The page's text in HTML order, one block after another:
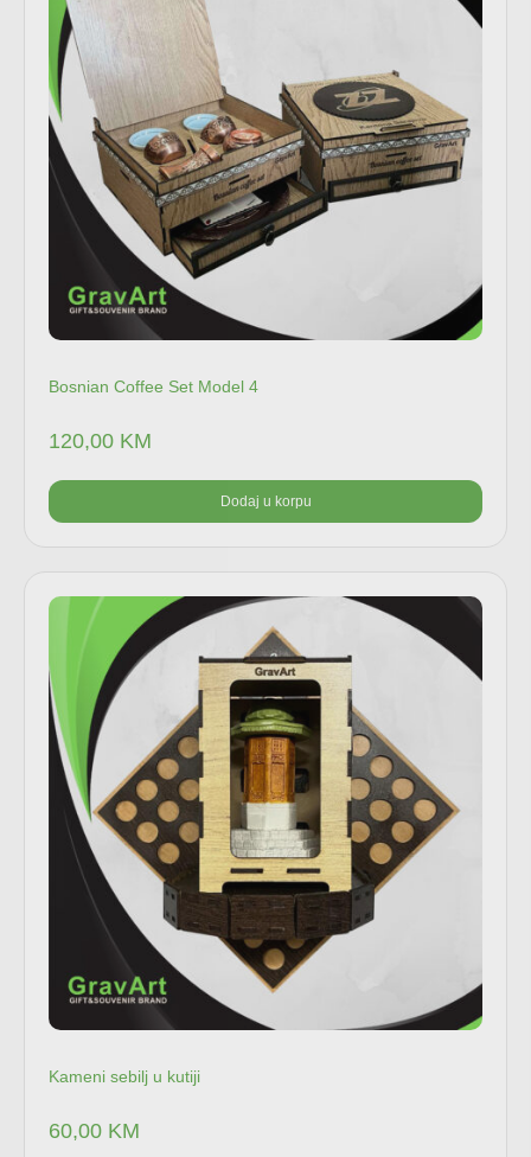
Bosnian Coffee Set Model 4
120,00 KM
Dodaj u korpu
Kameni sebilj u kutiji
60,00 KM